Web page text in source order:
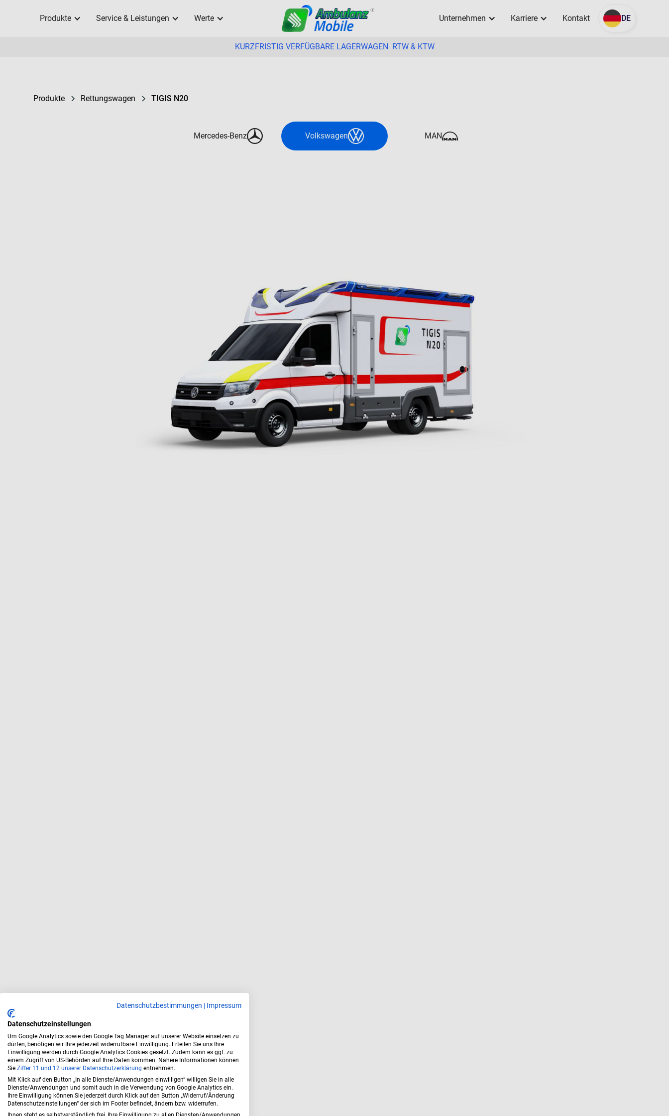
Produkte Service & Leistungen Werte Unternehmen Karriere Kontakt DE
KURZFRISTIG VERFÜGBARE LAGERWAGEN RTW & KTW
Produkte Rettungswagen TIGIS N20
Mercedes-Benz Volkswagen MAN
Datenschutzbestimmungen | Impressum
Datenschutzeinstellungen
Um Google Analytics sowie den Google Tag Manager auf unserer Website einsetzen zu
dürfen, benötigen wir Ihre jederzeit widerrufbare Einwilligung. Erteilen Sie uns Ihre
Einwilligung werden durch Google Analytics Cookies gesetzt. Zudem kann es ggf. zu
einem Zugriff von US-Behörden auf Ihre Daten kommen. Nähere Informationen können
Sie Ziffer 11 und 12 unserer Datenschutzerklärung entnehmen.
Mit Klick auf den Button „In alle Dienste/Anwendungen einwilligen“ willigen Sie in alle
Dienste/Anwendungen und somit auch in die Verwendung von Google Analytics ein.
Ihre Einwilligung können Sie jederzeit durch Klick auf den Button „Widerruf/Änderung
Datenschutzeinstellungen“ der sich im Footer befindet, ändern bzw. widerrufen.